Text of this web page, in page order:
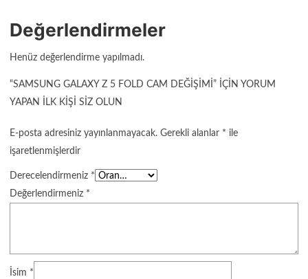
Değerlendirmeler
Henüz değerlendirme yapılmadı.
“SAMSUNG GALAXY Z 5 FOLD CAM DEĞIŞIMI” IÇIN YORUM
YAPAN ILK KIŞI SIZ OLUN
E-posta adresiniz yayınlanmayacak. Gerekli alanlar * ile
işaretlenmişlerdir
Derecelendirmeniz *
Değerlendirmeniz *
İsim *